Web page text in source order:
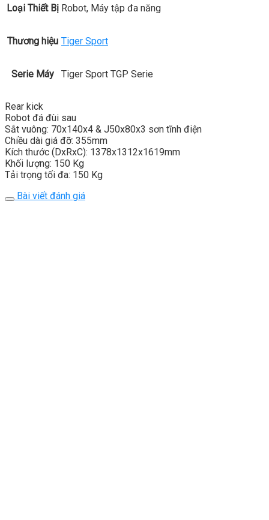
Loại Thiết Bị Robot, Máy tập đa năng
Thương hiệu Tiger Sport
Serie Máy Tiger Sport TGP Serie
Rear kick
Robot đá đùi sau
Sắt vuông: 70x140x4 & J50x80x3 sơn tĩnh điện
Chiều dài giá đỡ: 355mm
Kích thước (DxRxC): 1378x1312x1619mm
Khối lượng: 150 Kg
Tải trọng tối đa: 150 Kg
Bài viết đánh giá